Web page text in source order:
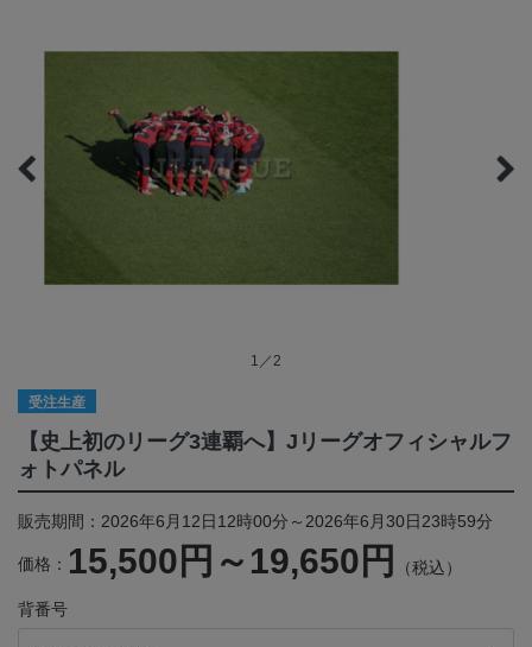
1／2
受注生産
【史上初のリーグ3連覇へ】Jリーグオフィシャルフ
ォトパネル
販売期間：2026年6月12日12時00分～2026年6月30日23時59分
価格： 15,500円～19,650円 （税込）
背番号